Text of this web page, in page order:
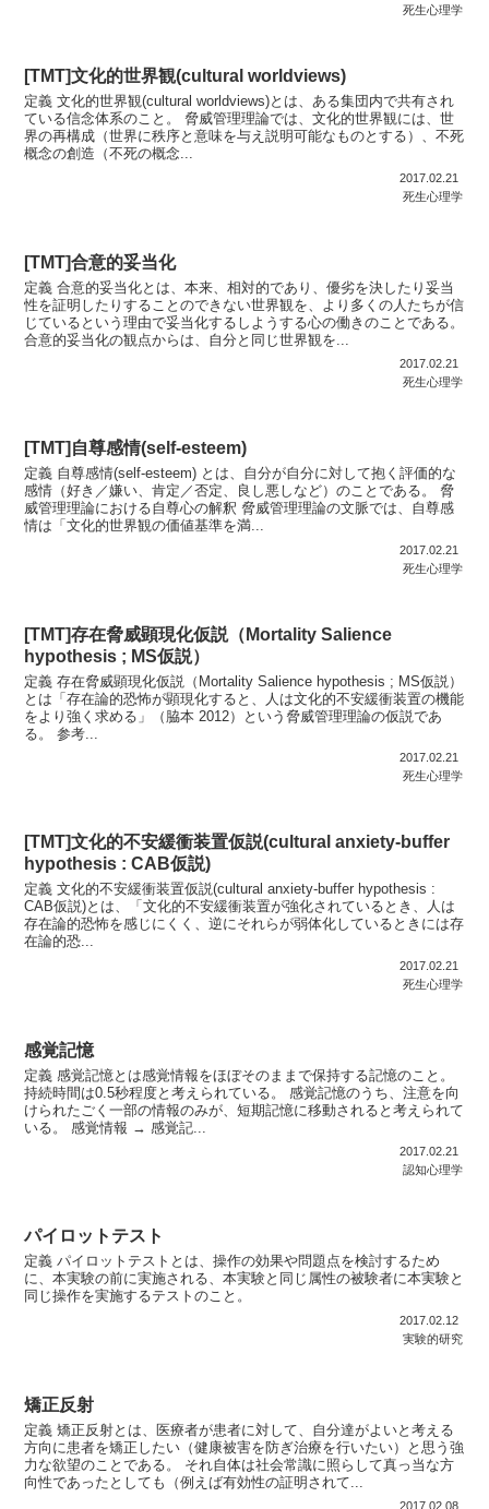
死生心理学
[TMT]文化的世界観(cultural worldviews)
定義 文化的世界観(cultural worldviews)とは、ある集団内で共有され
ている信念体系のこと。 脅威管理理論では、文化的世界観には、世
界の再構成（世界に秩序と意味を与え説明可能なものとする）、不死
概念の創造（不死の概念...
2017.02.21
死生心理学
[TMT]合意的妥当化
定義 合意的妥当化とは、本来、相対的であり、優劣を決したり妥当
性を証明したりすることのできない世界観を、より多くの人たちが信
じているという理由で妥当化するしようする心の働きのことである。
合意的妥当化の観点からは、自分と同じ世界観を...
2017.02.21
死生心理学
[TMT]自尊感情(self-esteem)
定義 自尊感情(self-esteem) とは、自分が自分に対して抱く評価的な
感情（好き／嫌い、肯定／否定、良し悪しなど）のことである。 脅
威管理理論における自尊心の解釈 脅威管理理論の文脈では、自尊感
情は「文化的世界観の価値基準を満...
2017.02.21
死生心理学
[TMT]存在脅威顕現化仮説（Mortality Salience
hypothesis ; MS仮説）
定義 存在脅威顕現化仮説（Mortality Salience hypothesis ; MS仮説）
とは「存在論的恐怖が顕現化すると、人は文化的不安緩衝装置の機能
をより強く求める」（脇本 2012）という脅威管理理論の仮説であ
る。 参考...
2017.02.21
死生心理学
[TMT]文化的不安緩衝装置仮説(cultural anxiety-buffer
hypothesis : CAB仮説)
定義 文化的不安緩衝装置仮説(cultural anxiety-buffer hypothesis :
CAB仮説)とは、「文化的不安緩衝装置が強化されているとき、人は
存在論的恐怖を感じにくく、逆にそれらが弱体化しているときには存
在論的恐...
2017.02.21
死生心理学
感覚記憶
定義 感覚記憶とは感覚情報をほぼそのままで保持する記憶のこと。
持続時間は0.5秒程度と考えられている。 感覚記憶のうち、注意を向
けられたごく一部の情報のみが、短期記憶に移動されると考えられて
いる。 感覚情報 → 感覚記...
2017.02.21
認知心理学
パイロットテスト
定義 パイロットテストとは、操作の効果や問題点を検討するため
に、本実験の前に実施される、本実験と同じ属性の被験者に本実験と
同じ操作を実施するテストのこと。
2017.02.12
実験的研究
矯正反射
定義 矯正反射とは、医療者が患者に対して、自分達がよいと考える
方向に患者を矯正したい（健康被害を防ぎ治療を行いたい）と思う強
力な欲望のことである。 それ自体は社会常識に照らして真っ当な方
向性であったとしても（例えば有効性の証明されて...
2017.02.08